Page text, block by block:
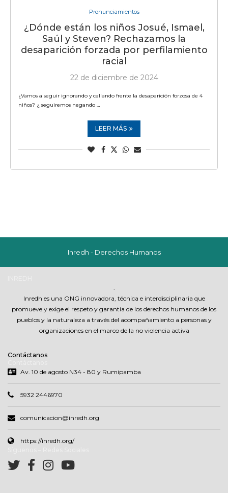
Pronunciamientos
¿Dónde están los niños Josué, Ismael,
Saúl y Steven? Rechazamos la
desaparición forzada por perfilamiento
racial
22 de diciembre de 2024
¿Vamos a seguir ignorando y callando frente la desaparición forzosa de 4
niños? ¿ seguiremos negando …
LEER MÁS
Inredh - Derechos Humanos
Inredh es una ONG innovadora, técnica e interdisciplinaria que
promueve y exige el respeto y garantia de los derechos humanos de los
pueblos y la naturaleza a través del acompañamiento a personas y
organizaciones en el marco de la no violencia activa
Contáctanos
Av. 10 de agosto N34 - 80 y Rumipamba
5932 2446970
comunicacion@inredh.org
https://inredh.org/